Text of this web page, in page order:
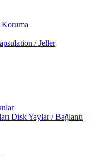
/ Jeller
Disk Yaylar / Bağlantı